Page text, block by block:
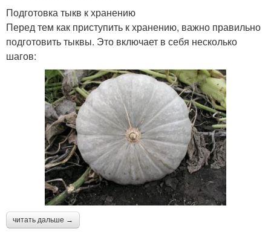
Подготовка тыкв к хранению
Перед тем как приступить к хранению, важно правильно
подготовить тыквы. Это включает в себя несколько
шагов:
читать дальше →